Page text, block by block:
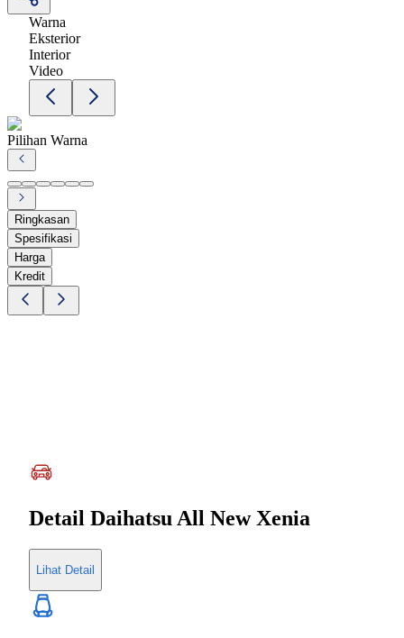
Warna
Eksterior
Interior
Video
Pilihan Warna
Ringkasan
Spesifikasi
Harga
Kredit
Detail Daihatsu All New Xenia
Lihat Detail